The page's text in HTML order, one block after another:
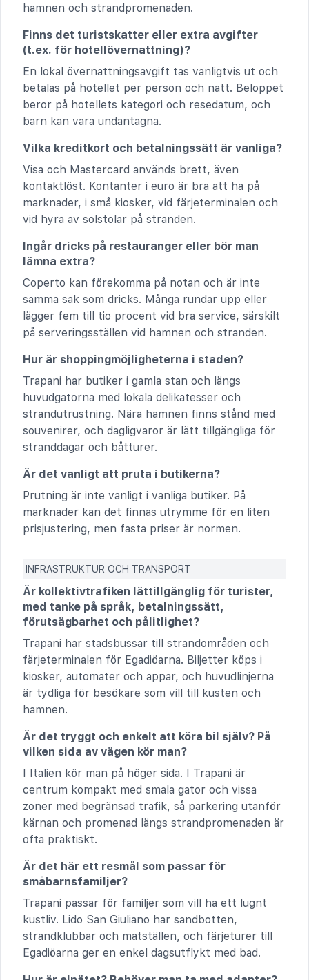
hamnen och strandpromenaden.
Finns det turistskatter eller extra avgifter
(t.ex. för hotellövernattning)?
En lokal övernattningsavgift tas vanligtvis ut och
betalas på hotellet per person och natt. Beloppet
beror på hotellets kategori och resedatum, och
barn kan vara undantagna.
Vilka kreditkort och betalningssätt är vanliga?
Visa och Mastercard används brett, även
kontaktlöst. Kontanter i euro är bra att ha på
marknader, i små kiosker, vid färjeterminalen och
vid hyra av solstolar på stranden.
Ingår dricks på restauranger eller bör man
lämna extra?
Coperto kan förekomma på notan och är inte
samma sak som dricks. Många rundar upp eller
lägger fem till tio procent vid bra service, särskilt
på serveringsställen vid hamnen och stranden.
Hur är shoppingmöjligheterna i staden?
Trapani har butiker i gamla stan och längs
huvudgatorna med lokala delikatesser och
strandutrustning. Nära hamnen finns stånd med
souvenirer, och dagligvaror är lätt tillgängliga för
stranddagar och båtturer.
Är det vanligt att pruta i butikerna?
Prutning är inte vanligt i vanliga butiker. På
marknader kan det finnas utrymme för en liten
prisjustering, men fasta priser är normen.
INFRASTRUKTUR OCH TRANSPORT
Är kollektivtrafiken lättillgänglig för turister,
med tanke på språk, betalningssätt,
förutsägbarhet och pålitlighet?
Trapani har stadsbussar till strandområden och
färjeterminalen för Egadiöarna. Biljetter köps i
kiosker, automater och appar, och huvudlinjerna
är tydliga för besökare som vill till kusten och
hamnen.
Är det tryggt och enkelt att köra bil själv? På
vilken sida av vägen kör man?
I Italien kör man på höger sida. I Trapani är
centrum kompakt med smala gator och vissa
zoner med begränsad trafik, så parkering utanför
kärnan och promenad längs strandpromenaden är
ofta praktiskt.
Är det här ett resmål som passar för
småbarnsfamiljer?
Trapani passar för familjer som vill ha ett lugnt
kustliv. Lido San Giuliano har sandbotten,
strandklubbar och matställen, och färjeturer till
Egadiöarna ger en enkel dagsutflykt med bad.